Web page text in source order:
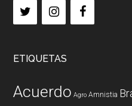
ETIQUETAS
Acuerdo Agro Amnistia